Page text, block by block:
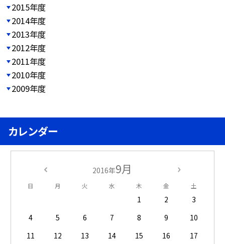
2015年度
2014年度
2013年度
2012年度
2011年度
2010年度
2009年度
カレンダー
2016年9月
日 月 火 水 木 金 土
1 2
3
4
5 6 7 8 9
10
11
12 13 14 15 16
17